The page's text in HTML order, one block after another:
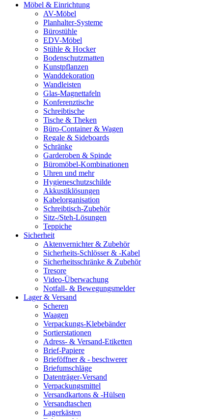
Möbel & Einrichtung
AV-Möbel
Planhalter-Systeme
Bürostühle
EDV-Möbel
Stühle & Hocker
Bodenschutzmatten
Kunstpflanzen
Wanddekoration
Wandleisten
Glas-Magnettafeln
Konferenztische
Schreibtische
Tische & Theken
Büro-Container & Wagen
Regale & Sideboards
Schränke
Garderoben & Spinde
Büromöbel-Kombinationen
Uhren und mehr
Hygieneschutzschilde
Akkustiklösungen
Kabelorganisation
Schreibtisch-Zubehör
Sitz-/Steh-Lösungen
Teppiche
Sicherheit
Aktenvernichter & Zubehör
Sicherheits-Schlösser & -Kabel
Sicherheitsschränke & Zubehör
Tresore
Video-Überwachung
Notfall- & Bewegungsmelder
Lager & Versand
Scheren
Waagen
Verpackungs-Klebebänder
Sortierstationen
Adress- & Versand-Etiketten
Brief-Papiere
Brieföffner & - beschwerer
Briefumschläge
Datenträger-Versand
Verpackungsmittel
Versandkartons & -Hülsen
Versandtaschen
Lagerkästen